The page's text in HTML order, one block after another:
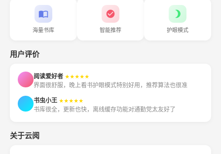
海量书库 智能推荐 护眼模式
用户评价
阅读爱好者 ★★★★★
界面很舒服，晚上看书护眼模式特别好用，推荐算法也很准
书虫小王 ★★★★★
书库很全，更新也快，离线缓存功能对通勤党太友好了
关于云阅